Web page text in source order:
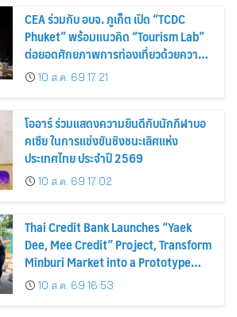
CEA ร่วมกับ อบจ. ภูเก็ต เปิด “TCDC
Phuket” พร้อมแนวคิด “Tourism Lab”
ต่อยอดศักยภาพการท่องเที่ยวด้วยความ
คิดสร้างสรรค์ ขับเคลื่อนเศรษฐกิจ
สร้างสรรค์ของภูเก็ต
10 ส.ค. 69 17:21
โออาร์ ร่วมแสดงความยินดีกับนักกีฬาบอ
คเซีย ในการแข่งขันชิงชนะเลิศแห่ง
ประเทศไทย ประจำปี 2569
10 ส.ค. 69 17:02
Thai Credit Bank Launches “Yaek
Dee, Mee Credit” Project, Transform
Minburi Market into a Prototype
Green Market, Driving the Circular
Economy and Turning Waste into
10 ส.ค. 69 16:53